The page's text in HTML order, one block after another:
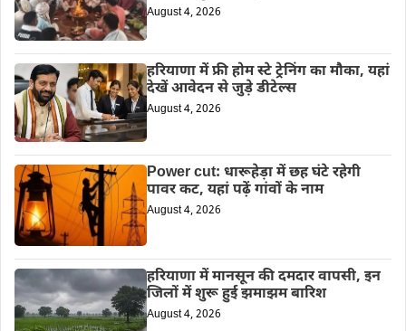
August 4, 2026
हरियाणा में फ्री होम स्टे ट्रेनिंग का मौका, यहां
देखें आवेदन से जुड़े डीटेल्स
August 4, 2026
Power cut: धारूहेड़ा में छह घंटे रहेगी
पावर कट, यहां पढ़ें गांवों के नाम
August 4, 2026
हरियाणा में मानसून की दमदार वापसी, इन
जिलों में शुरू हुई झमाझम बारिश
August 4, 2026